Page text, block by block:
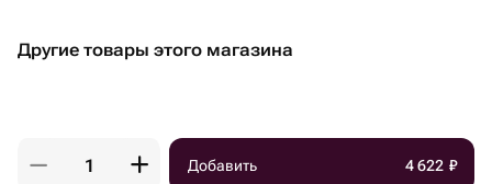
Другие товары этого магазина
Добавить 4 622 ₽